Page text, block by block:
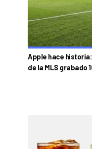
Apple hace
de la MLS grabado